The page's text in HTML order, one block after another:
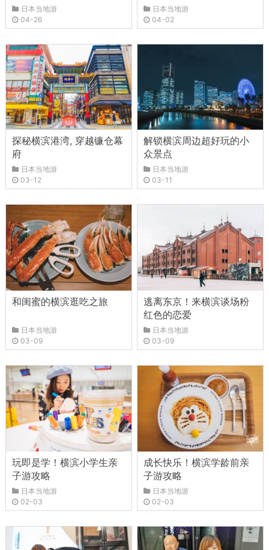
日本当地游
04-26
日本当地游
04-02
探秘横滨港湾, 穿越镰仓幕
府
日本当地游
03-12
解锁横滨周边超好玩的小
众景点
日本当地游
03-11
和闺蜜的横滨逛吃之旅
日本当地游
03-09
逃离东京！来横滨谈场粉
红色的恋爱
日本当地游
03-09
玩即是学！横滨小学生亲
子游攻略
日本当地游
02-03
成长快乐！横滨学龄前亲
子游攻略
日本当地游
02-03